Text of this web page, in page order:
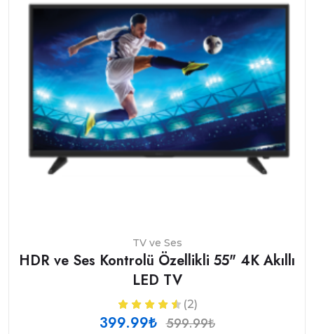
TV ve Ses
HDR ve Ses Kontrolü Özellikli 55" 4K Akıllı
LED TV
(2)
399.99₺ 599.99₺